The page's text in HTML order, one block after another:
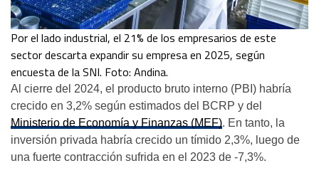
Por el lado industrial, el 21% de los empresarios de este
sector descarta expandir su empresa en 2025, según
encuesta de la SNI. Foto: Andina.
Al cierre del 2024, el producto bruto interno (PBI) habría
crecido en 3,2% según estimados del BCRP y del
Ministerio de Economía y Finanzas (MEF). En tanto, la
inversión privada habría crecido un tímido 2,3%, luego de
una fuerte contracción sufrida en el 2023 de -7,3%.